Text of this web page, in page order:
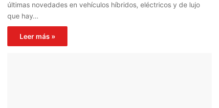
últimas novedades en vehículos híbridos, eléctricos y de lujo
que hay…
Leer más »